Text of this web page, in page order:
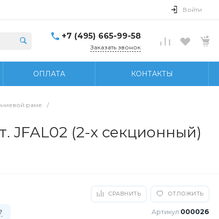
Войти
+7 (495) 665-99-58
Заказать звонок
ОПЛАТА КОНТАКТЫ
раме
/
(2-х секционный)
СРАВНИТЬ ОТЛОЖИТЬ
Артикул:000026